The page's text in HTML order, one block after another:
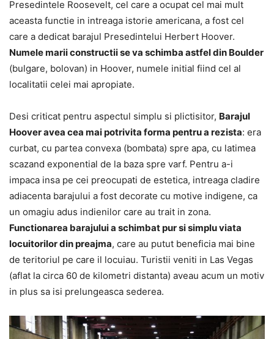
Presedintele Roosevelt, cel care a ocupat cel mai mult
aceasta functie in intreaga istorie americana, a fost cel
care a dedicat barajul Presedintelui Herbert Hoover.
Numele marii constructii se va schimba astfel din Boulder
(bulgare, bolovan) in Hoover, numele initial fiind cel al
localitatii celei mai apropiate.
Desi criticat pentru aspectul simplu si plictisitor, Barajul
Hoover avea cea mai potrivita forma pentru a rezista: era
curbat, cu partea convexa (bombata) spre apa, cu latimea
scazand exponential de la baza spre varf. Pentru a-i
impaca insa pe cei preocupati de estetica, intreaga cladire
adiacenta barajului a fost decorate cu motive indigene, ca
un omagiu adus indienilor care au trait in zona.
Functionarea barajului a schimbat pur si simplu viata
locuitorilor din preajma, care au putut beneficia mai bine
de teritoriul pe care il locuiau. Turistii veniti in Las Vegas
(aflat la circa 60 de kilometri distanta) aveau acum un motiv
in plus sa isi prelungeasca sederea.